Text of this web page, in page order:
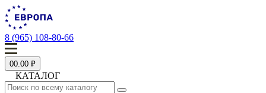
8 (965) 108-80-66
00.00 ₽
КАТАЛОГ